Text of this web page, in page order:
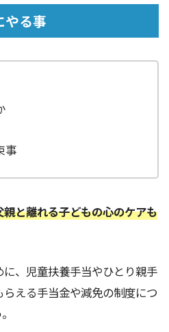
やる事
事
親と離れる子どもの心のケアも
、児童扶養手当やひとり親手
える手当金や減免の制度につ